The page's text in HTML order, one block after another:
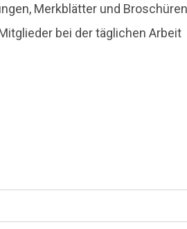
Merkblätter und
bei der täglichen Arbeit